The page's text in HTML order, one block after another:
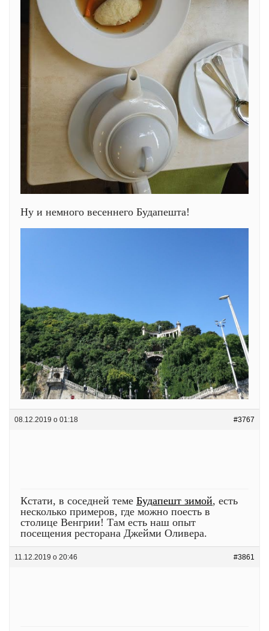
Ну и немного весеннего Будапешта!
08.12.2019 о 01:18 #3767
Кстати, в соседней теме Будапешт зимой, есть
несколько примеров, где можно поесть в
столице Венгрии! Там есть наш опыт
посещения ресторана Джейми Оливера.
11.12.2019 о 20:46 #3861